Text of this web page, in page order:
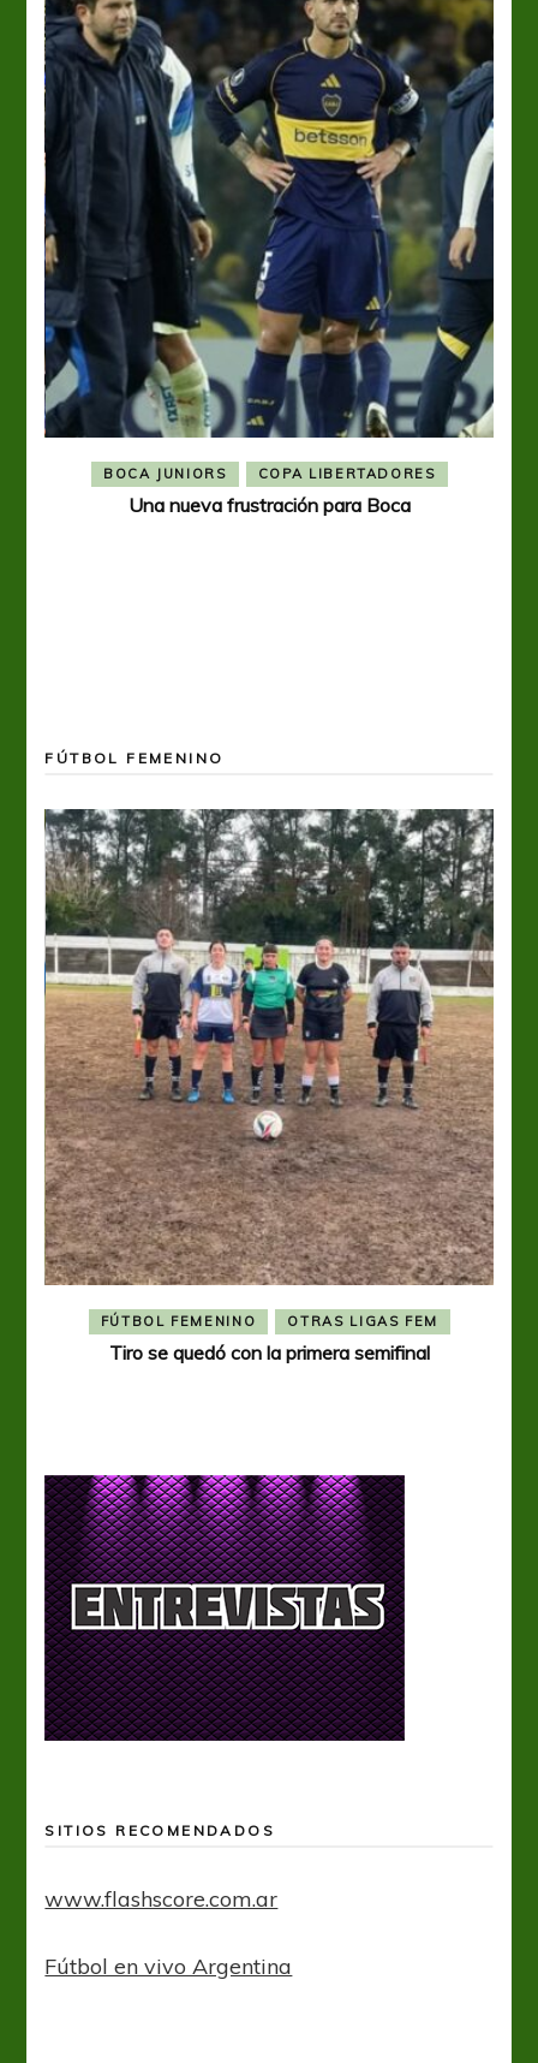
BOCA JUNIORS COPA LIBERTADORES
Una nueva frustración para Boca
FÚTBOL FEMENINO
FÚTBOL FEMENINO OTRAS LIGAS FEM
Tiro se quedó con la primera semifinal
SITIOS RECOMENDADOS
www.flashscore.com.ar
Fútbol en vivo Argentina